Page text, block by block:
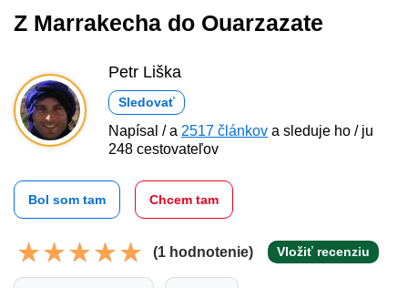
Z Marrakecha do Ouarzazate
Petr Liška
Sledovať
Napísal / a 2517 článkov a sleduje ho / ju
248 cestovateľov
Bol som tam Chcem tam
(1 hodnotenie) Vložiť recenziu